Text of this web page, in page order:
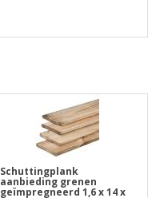
Schuttingplank
aanbieding grenen
geïmpregneerd 1,6 x 14 x